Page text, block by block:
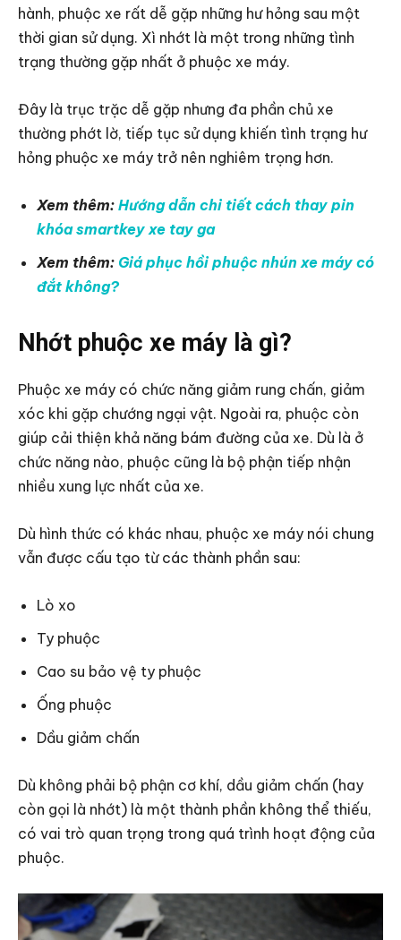
hành, phuộc xe rất dễ gặp những hư hỏng sau một
thời gian sử dụng. Xì nhớt là một trong những tình
trạng thường gặp nhất ở phuộc xe máy.
Đây là trục trặc dễ gặp nhưng đa phần chủ xe
thường phớt lờ, tiếp tục sử dụng khiến tình trạng hư
hỏng phuộc xe máy trở nên nghiêm trọng hơn.
Xem thêm: Hướng dẫn chi tiết cách thay pin
khóa smartkey xe tay ga
Xem thêm: Giá phục hồi phuộc nhún xe máy có
đắt không?
Nhớt phuộc xe máy là gì?
Phuộc xe máy có chức năng giảm rung chấn, giảm
xóc khi gặp chướng ngại vật. Ngoài ra, phuộc còn
giúp cải thiện khả năng bám đường của xe. Dù là ở
chức năng nào, phuộc cũng là bộ phận tiếp nhận
nhiều xung lực nhất của xe.
Dù hình thức có khác nhau, phuộc xe máy nói chung
vẫn được cấu tạo từ các thành phần sau:
Lò xo
Ty phuộc
Cao su bảo vệ ty phuộc
Ống phuộc
Dầu giảm chấn
Dù không phải bộ phận cơ khí, dầu giảm chấn (hay
còn gọi là nhớt) là một thành phần không thể thiếu,
có vai trò quan trọng trong quá trình hoạt động của
phuộc.